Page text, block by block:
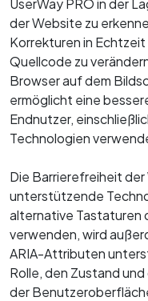
UserWay PRO in der
der Website zu
Korrekturen in
Quellcode zu
Browser auf dem
ermöglicht eine
Endnutzer,
Technologien
Die Barrierefreiheit
unterstützende
alternative Tastaturen
verwenden, wird
ARIA-Attributen
Rolle, den Zustand
der